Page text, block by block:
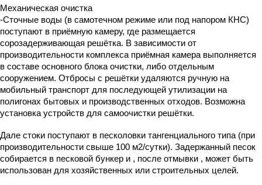
Механическая очистка
-Сточные воды (в самотечном режиме или под напором КНС)
поступают в приёмную камеру, где размещается
сорозадерживающая решётка. В зависимости от
производительности комплекса приёмная камера выполняется
в составе основного блока очистки, либо отдельным
сооружением. Отбросы с решётки удаляются ручную на
мобильный транспорт для последующей утилизации на
полигонах бытовых и производственных отходов. Возможна
установка устройств для самоочистки решётки.
Дале стоки поступают в песколовки тангенциального типа (при
производительности свыше 100 м2/сутки). Задержанный песок
собирается в песковой бункер и , после отмывки , может быть
использован для хозяйственных или строительных целей.